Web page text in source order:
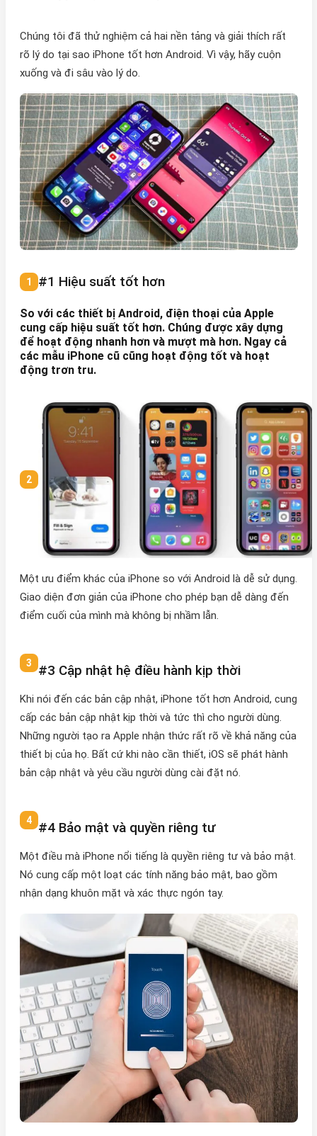
Chúng tôi đã thử nghiệm cả hai nền tảng và giải thích rất
rõ lý do tại sao iPhone tốt hơn Android. Vì vậy, hãy cuộn
xuống và đi sâu vào lý do.
#1 Hiệu suất tốt hơn
So với các thiết bị Android, điện thoại của Apple
cung cấp hiệu suất tốt hơn. Chúng được xây dựng
để hoạt động nhanh hơn và mượt mà hơn. Ngay cả
các mẫu iPhone cũ cũng hoạt động tốt và hoạt
động trơn tru.
Một ưu điểm khác của iPhone so với Android là dễ sử dụng.
Giao diện đơn giản của iPhone cho phép bạn dễ dàng đến
điểm cuối của mình mà không bị nhầm lẫn.
#3 Cập nhật hệ điều hành kịp thời
Khi nói đến các bản cập nhật, iPhone tốt hơn Android, cung
cấp các bản cập nhật kịp thời và tức thì cho người dùng.
Những người tạo ra Apple nhận thức rất rõ về khả năng của
thiết bị của họ. Bất cứ khi nào cần thiết, iOS sẽ phát hành
bản cập nhật và yêu cầu người dùng cài đặt nó.
#4 Bảo mật và quyền riêng tư
Một điều mà iPhone nổi tiếng là quyền riêng tư và bảo mật.
Nó cung cấp một loạt các tính năng bảo mật, bao gồm
nhận dạng khuôn mặt và xác thực ngón tay.